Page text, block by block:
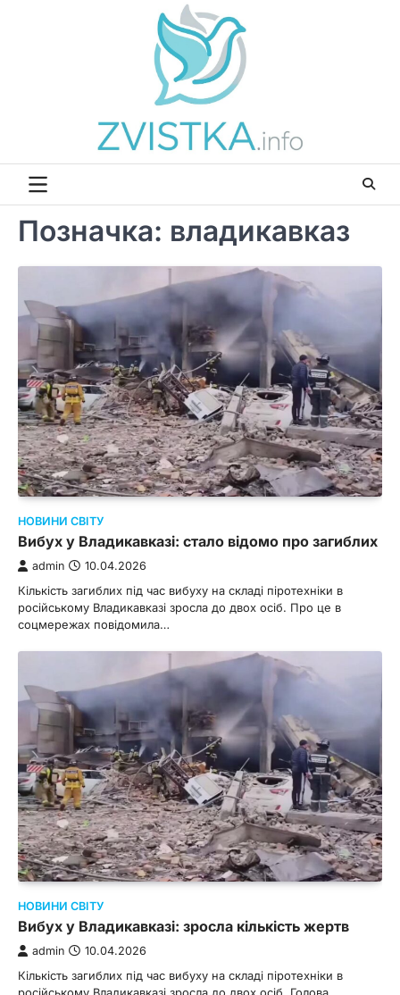
Позначка: владикавказ
НОВИНИ СВІТУ
Вибух у Владикавказі: стало відомо про загиблих
admin 10.04.2026
Кількість загиблих під час вибуху на складі піротехніки в
російському Владикавказі зросла до двох осіб. Про це в
соцмережах повідомила…
НОВИНИ СВІТУ
Вибух у Владикавказі: зросла кількість жертв
admin 10.04.2026
Кількість загиблих під час вибуху на складі піротехніки в